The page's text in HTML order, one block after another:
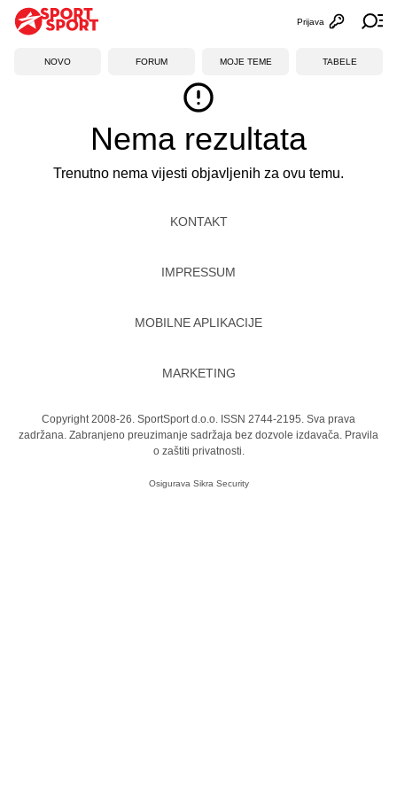
Otvori
Prijava
NOVO FORUM MOJE TEME TABELE
Nema rezultata
Trenutno nema vijesti objavljenih za ovu temu.
KONTAKT
IMPRESSUM
MOBILNE APLIKACIJE
MARKETING
Copyright 2008-26. SportSport d.o.o. ISSN 2744-2195. Sva prava
zadržana. Zabranjeno preuzimanje sadržaja bez dozvole izdavača. Pravila
o zaštiti privatnosti.
Osigurava Sikra Security